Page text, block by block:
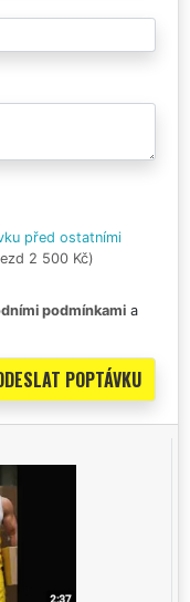
před ostatními
2 500 Kč)
podmínkami a